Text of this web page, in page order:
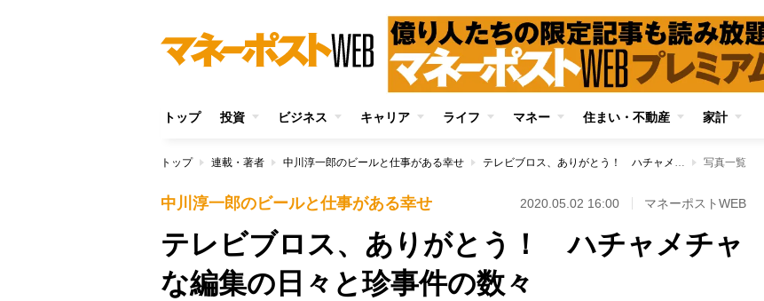
トップ 投資 ビジネス キャリア ライフ マネー 住まい・不動産 家計
トップ 連載・著者 中川淳一郎のビールと仕事がある幸せ テレビブロス、ありがとう！ ハチャメチャな編集の日々と珍事件の数々 写真一覧
中川淳一郎のビールと仕事がある幸せ 2020.05.02 16:00 マネーポストWEB
テレビブロス、ありがとう！ ハチャメチャ
な編集の日々と珍事件の数々